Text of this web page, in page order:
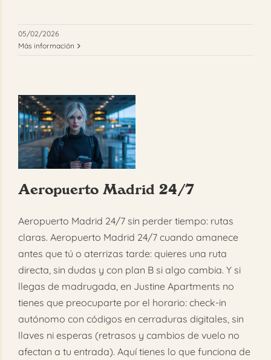
05/02/2026
Más información
Aeropuerto Madrid 24/7
Aeropuerto Madrid 24/7 sin perder tiempo: rutas
claras. Aeropuerto Madrid 24/7 cuando amanece
antes que tú o aterrizas tarde: quieres una ruta
directa, sin dudas y con plan B si algo cambia. Y si
llegas de madrugada, en Justine Apartments no
tienes que preocuparte por el horario: check-in
autónomo con códigos en cerraduras digitales, sin
llaves ni esperas (retrasos y cambios de vuelo no
afectan a tu entrada). Aquí tienes lo que funciona de